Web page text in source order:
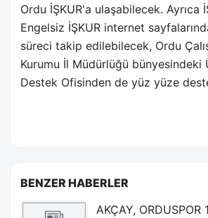
Ordu İŞKUR'a ulaşabilecek. Ayrıca
Engelsiz İŞKUR internet
süreci takip edilebilecek, Ordu
Kurumu İl Müdürlüğü bünyesindeki
Destek Ofisinden de yüz yüze
BENZER HABERLER
AKÇAY, ORDUSPOR